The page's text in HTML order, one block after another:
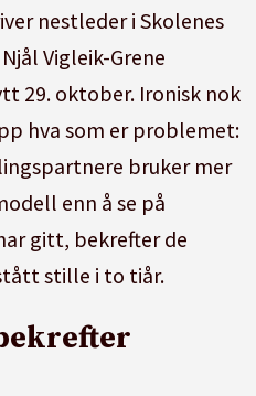
nestleder i Skolenes
Vigleik-Grene
29. oktober. Ironisk nok
hva som er problemet:
bruker mer
enn å se på
gitt, bekrefter de
stille i to tiår.